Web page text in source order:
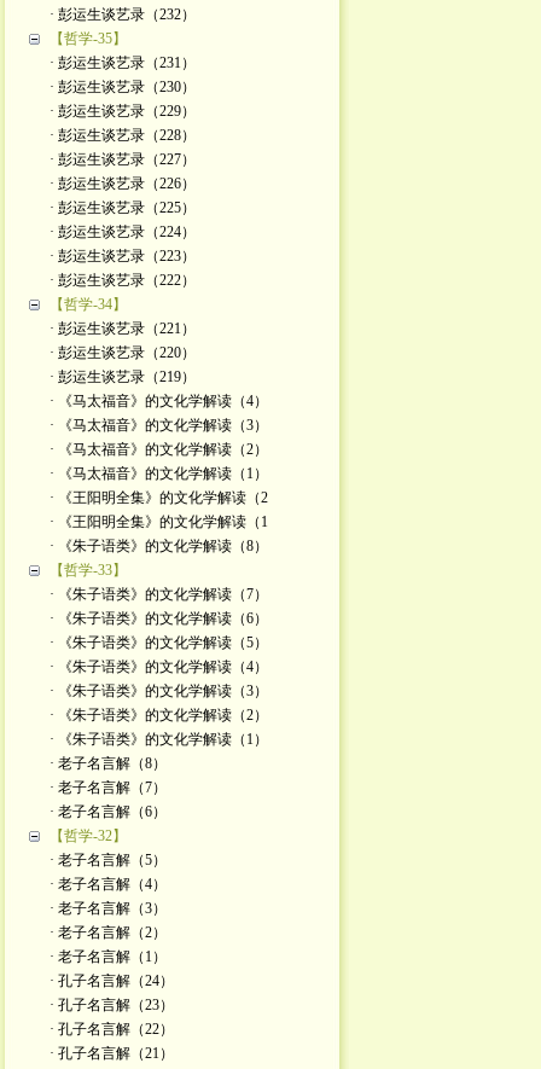
· 彭运生谈艺录（232）
【哲学-35】
· 彭运生谈艺录（231）
· 彭运生谈艺录（230）
· 彭运生谈艺录（229）
· 彭运生谈艺录（228）
· 彭运生谈艺录（227）
· 彭运生谈艺录（226）
· 彭运生谈艺录（225）
· 彭运生谈艺录（224）
· 彭运生谈艺录（223）
· 彭运生谈艺录（222）
【哲学-34】
· 彭运生谈艺录（221）
· 彭运生谈艺录（220）
· 彭运生谈艺录（219）
· 《马太福音》的文化学解读（4）
· 《马太福音》的文化学解读（3）
· 《马太福音》的文化学解读（2）
· 《马太福音》的文化学解读（1）
· 《王阳明全集》的文化学解读（2
· 《王阳明全集》的文化学解读（1
· 《朱子语类》的文化学解读（8）
【哲学-33】
· 《朱子语类》的文化学解读（7）
· 《朱子语类》的文化学解读（6）
· 《朱子语类》的文化学解读（5）
· 《朱子语类》的文化学解读（4）
· 《朱子语类》的文化学解读（3）
· 《朱子语类》的文化学解读（2）
· 《朱子语类》的文化学解读（1）
· 老子名言解（8）
· 老子名言解（7）
· 老子名言解（6）
【哲学-32】
· 老子名言解（5）
· 老子名言解（4）
· 老子名言解（3）
· 老子名言解（2）
· 老子名言解（1）
· 孔子名言解（24）
· 孔子名言解（23）
· 孔子名言解（22）
· 孔子名言解（21）